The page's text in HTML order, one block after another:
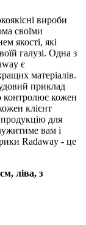
вироби
своїми
якості, які
галузі. Одна з
є
матеріалів.
приклад
контролює кожен
клієнт
для
вам і
Radaway - це
ліва, з